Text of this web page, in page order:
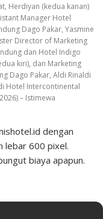
Herdiyan (kedua kanan)
Manager Hotel
Dago Pakar, Yasmine
Director of Marketing
dan Hotel Indigo
kiri), dan Marketing
Dago Pakar, Aldi Rinaldi
Hotel Intercontinental
– Istimewa
dengan
lebar 600 pixel.
biaya apapun.